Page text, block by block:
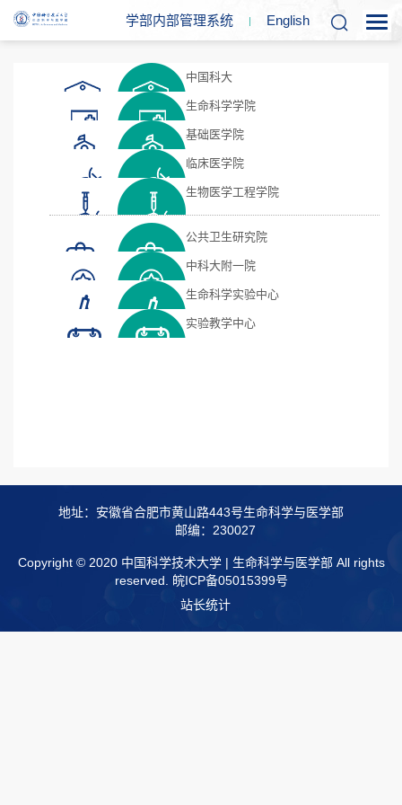
学部内部管理系统 English
中国科大
生命科学学院
基础医学院
临床医学院
生物医学工程学院
公共卫生研究院
中科大附一院
生命科学实验中心
实验教学中心
地址：安徽省合肥市黄山路443号生命科学与医学部
邮编：230027
Copyright © 2020 中国科学技术大学 | 生命科学与医学部 All rights
reserved. 皖ICP备05015399号
站长统计